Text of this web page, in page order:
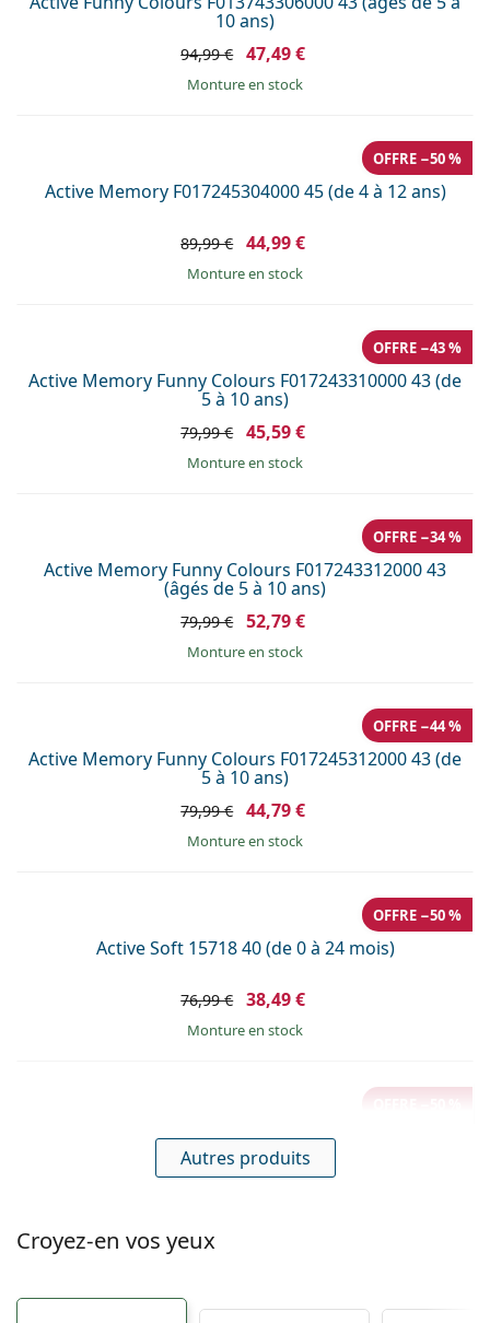
10 ans)
94,99 € 47,49 €
Monture en stock
Active Memory F017245304000 45 (de 4 à 12 ans)
OFFRE −50 %
89,99 € 44,99 €
Monture en stock
Active Memory Funny Colours F017243310000 43 (de
5 à 10 ans)
OFFRE −43 %
79,99 € 45,59 €
Monture en stock
Active Memory Funny Colours F017243312000 43
(âgés de 5 à 10 ans)
OFFRE −34 %
79,99 € 52,79 €
Monture en stock
Active Memory Funny Colours F017245312000 43 (de
5 à 10 ans)
OFFRE −44 %
79,99 € 44,79 €
Monture en stock
Active Soft 15718 40 (de 0 à 24 mois)
OFFRE −50 %
76,99 € 38,49 €
Monture en stock
Active Soft F019240206000 40 (de 0 à 24 mois)
Autres produits
Croyez-en vos yeux